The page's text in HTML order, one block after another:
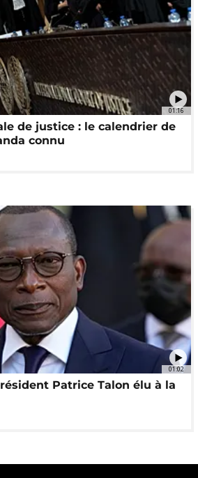
01:16
de justice : le calendrier de
connu
01:02
Patrice Talon élu à la